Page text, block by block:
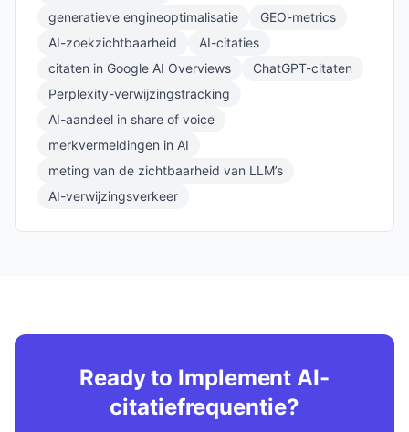
generatieve engineoptimalisatie
GEO-metrics
AI-zoekzichtbaarheid
AI-citaties
citaten in Google AI Overviews
ChatGPT-citaten
Perplexity-verwijzingstracking
AI-aandeel in share of voice
merkvermeldingen in AI
meting van de zichtbaarheid van LLM’s
AI-verwijzingsverkeer
Ready to Implement AI-
citatiefrequentie?